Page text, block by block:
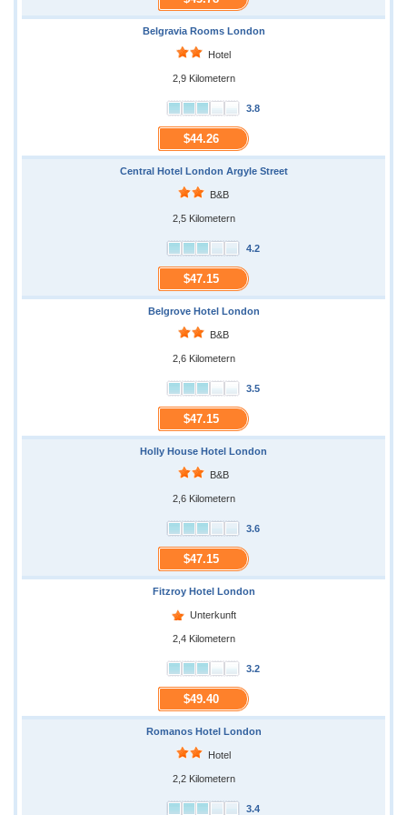
Belgravia Rooms London
Hotel
2,9 Kilometern
3.8
$44.26
Central Hotel London Argyle Street
B&B
2,5 Kilometern
4.2
$47.15
Belgrove Hotel London
B&B
2,6 Kilometern
3.5
$47.15
Holly House Hotel London
B&B
2,6 Kilometern
3.6
$47.15
Fitzroy Hotel London
Unterkunft
2,4 Kilometern
3.2
$49.40
Romanos Hotel London
Hotel
2,2 Kilometern
3.4